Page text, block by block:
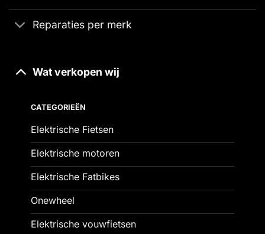
Reparaties per merk
Wat verkopen wij
CATEGORIEËN
Elektrische Fietsen
Elektrische motoren
Elektrische Fatbikes
Onewheel
Elektrische vouwfietsen